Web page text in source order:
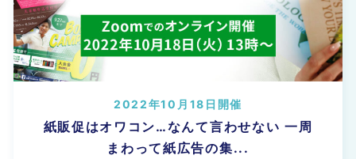
紙販促はオワコン…なんて言わせない 一周
まわって紙広告の集...
2022年10月18日開催